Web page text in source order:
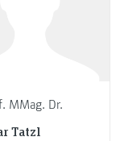
MMag. Dr.
Tatzl